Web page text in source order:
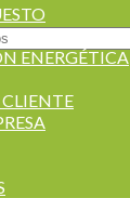
ENERGÉTICA